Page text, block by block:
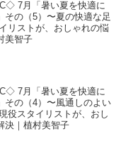
7月「暑い夏を快適に
その（5）〜夏の快適な足
リストが、おしゃれの悩
美智子
7月「暑い夏を快適に
その（4）〜風通しのよい
役スタイリストが、おし
決｜植村美智子